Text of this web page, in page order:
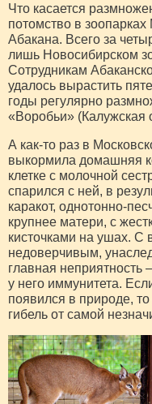
Что касается
потомство в
Абакана. Всего за
лишь Новосибирском
Сотрудникам
удалось вырастить
годы регулярно
«Воробьи» (Калужская
А как-то раз в
выкормила домашняя
клетке с молочной
спарился с ней, в
каракот, однотонно-
крупнее матери, с
кисточками на ушах. С
недоверчивым,
главная неприятность
у него иммунитета.
появился в природе,
гибель от самой